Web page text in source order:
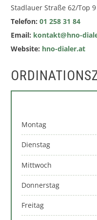
Stadlauer Straße 62/Top 9
Telefon:01 258 31 84
Email: kontakt@hno-
Website: hno-dialer.at
Montag
Dienstag
Mittwoch
Donnerstag
Freitag